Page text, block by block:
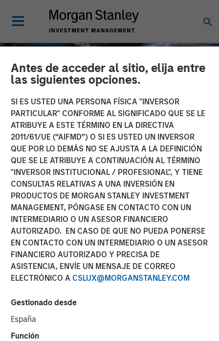
Antes de acceder al sitio, elija entre
las siguientes opciones.
SI ES USTED UNA PERSONA FÍSICA "INVERSOR
PARTICULAR" CONFORME AL SIGNIFICADO QUE SE LE
ATRIBUYE A ESTE TÉRMINO EN LA DIRECTIVA
2011/61/UE (“AIFMD”) O SI ES USTED UN INVERSOR
QUE POR LO DEMÁS NO SE AJUSTA A LA DEFINICIÓN
QUE SE LE ATRIBUYE A CONTINUACIÓN AL TÉRMINO
"INVERSOR INSTITUCIONAL / PROFESIONAL", Y TIENE
CONSULTAS RELATIVAS A UNA INVERSIÓN EN
PRODUCTOS DE MORGAN STANLEY INVESTMENT
MANAGEMENT, PÓNGASE EN CONTACTO CON UN
INTERMEDIARIO O UN ASESOR FINANCIERO
AUTORIZADO. EN CASO DE QUE NO PUEDA PONERSE
EN CONTACTO CON UN INTERMEDIARIO O UN ASESOR
FINANCIERO AUTORIZADO Y PRECISA DE
ASISTENCIA, ENVÍE UN MENSAJE DE CORREO
ELECTRÓNICO A CSLUX@MORGANSTANLEY.COM
Gestionado desde
España
Función
INSIGHTS
Tech Diffusion: AI a
Global, Multi-Sector Race
for Alpha
10 OCTUBRE 2025
The Author
Jitania Kandhari